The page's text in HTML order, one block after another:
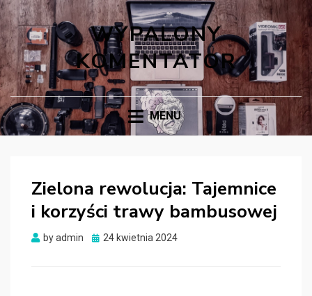
WYPALONY
KOMENTATOR
MENU
Zielona rewolucja: Tajemnice
i korzyści trawy bambusowej
byadmin
Posted
24 kwietnia 2024